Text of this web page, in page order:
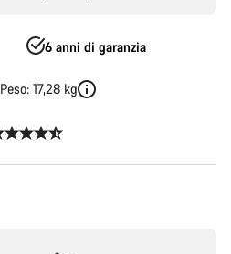
6 anni di garanzia
Peso: 17,28 kg